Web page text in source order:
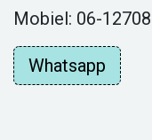
Mobiel: 06-
Whatsapp